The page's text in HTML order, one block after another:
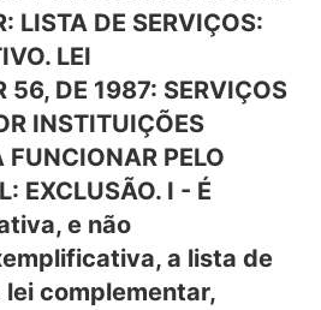
LISTA DE SERVIÇOS:
LEI
56, DE 1987: SERVIÇOS
INSTITUIÇÕES
PELO
EXCLUSÃO. I - É
e não
a lista de
complementar,